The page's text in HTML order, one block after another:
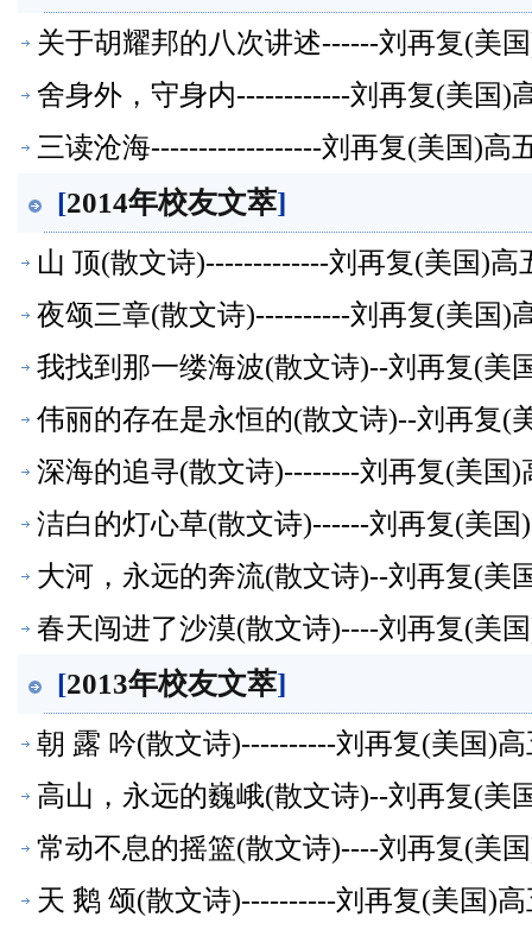
关于胡耀邦的八次讲述------刘再复(美
舍身外，守身内------------刘再复(美国)
三读沧海------------------刘再复(美国)高
[2014年校友文萃]
山 顶(散文诗)-------------刘再复(美国)高
夜颂三章(散文诗)----------刘再复(美国)
我找到那一缕海波(散文诗)--刘再复(美
伟丽的存在是永恒的(散文诗)--刘再复(
深海的追寻(散文诗)--------刘再复(美国
洁白的灯心草(散文诗)------刘再复(美
大河，永远的奔流(散文诗)--刘再复(美
春天闯进了沙漠(散文诗)----刘再复(美
[2013年校友文萃]
朝 露 吟(散文诗)----------刘再复(美国)
高山，永远的巍峨(散文诗)--刘再复(美
常动不息的摇篮(散文诗)----刘再复(美
天 鹅 颂(散文诗)----------刘再复(美国)